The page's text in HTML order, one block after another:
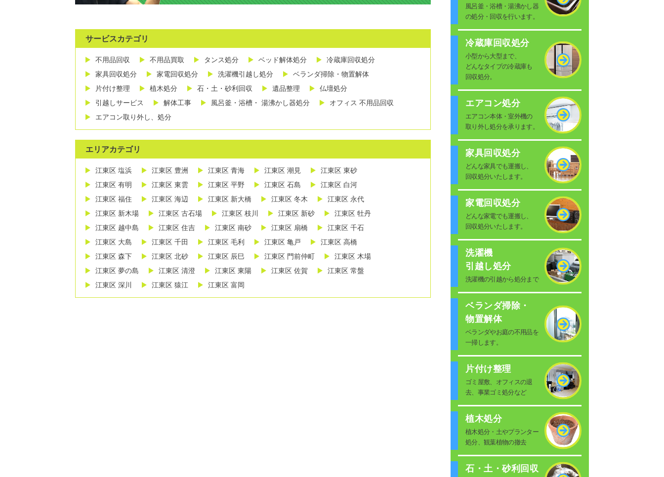
サービスカテゴリ
不用品回収 不用品買取 タンス処分 ベッド解体処分
冷蔵庫回収処分
家具回収処分
家電回収処分 洗濯機引越し処分
ベランダ掃除・物置解体
片付け整理
植木処分 石・土・砂利回収 遺品整理
仏壇処分
引越しサービス
解体工事 風呂釜・浴槽・ 湯沸かし器処分
オフィス 不用品回収
エアコン取り外し、処分
エリアカテゴリ
江東区 塩浜 江東区 豊洲 江東区 青海 江東区 潮見
江東区 東砂
江東区 有明
江東区 東雲 江東区 平野 江東区 石島
江東区 白河
江東区 福住
江東区 海辺 江東区 新大橋 江東区 冬木
江東区 永代
江東区 新木場
江東区 古石場 江東区 枝川 江東区 新砂
江東区 牡丹
江東区 越中島
江東区 住吉 江東区 南砂 江東区 扇橋
江東区 千石
江東区 大島
江東区 千田 江東区 毛利 江東区 亀戸
江東区 高橋
江東区 森下
江東区 北砂 江東区 辰巳 江東区 門前仲町
江東区 木場
江東区 夢の島
江東区 清澄 江東区 東陽 江東区 佐賀
江東区 常盤
江東区 深川
江東区 猿江 江東区 富岡
風呂釜・浴槽・湯沸かし器
の処分・回収を行います。
冷蔵庫回収処分
小型から大型まで、
どんなタイプの冷蔵庫も
回収処分。
エアコン処分
エアコン本体・室外機の
取り外し処分を承ります。
家具回収処分
どんな家具でも運搬し、
回収処分いたします。
家電回収処分
どんな家電でも運搬し、
回収処分いたします。
洗濯機
引越し処分
洗濯機の引越から処分まで
ベランダ掃除・
物置解体
ベランダやお庭の不用品を
一掃します。
片付け整理
ゴミ屋敷、オフィスの退
去、事業ゴミ処分など
植木処分
植木処分・土やプランター
処分、観葉植物の撤去
石・土・砂利回収